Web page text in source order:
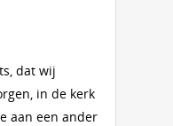
dat wij
in de kerk
aan een ander